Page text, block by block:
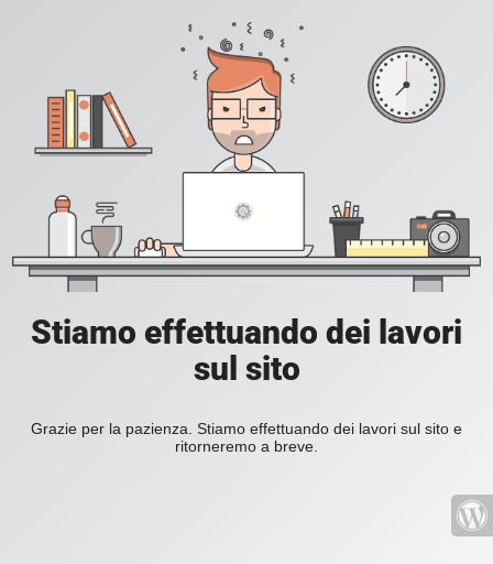
Stiamo effettuando dei lavori
sul sito
Grazie per la pazienza. Stiamo effettuando dei lavori sul sito e
ritorneremo a breve.